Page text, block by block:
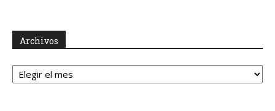
Archivos
Archivos